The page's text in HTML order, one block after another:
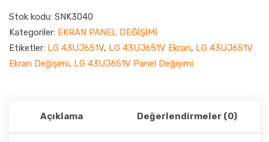
Stok kodu: SNK3040
Kategoriler: EKRAN PANEL DEĞİŞİMİ
Etiketler: LG 43UJ651V, LG 43UJ651V Ekran, LG 43UJ651V
Ekran Değişimi, LG 43UJ651V Panel Değişimi
Açıklama Değerlendirmeler (0)